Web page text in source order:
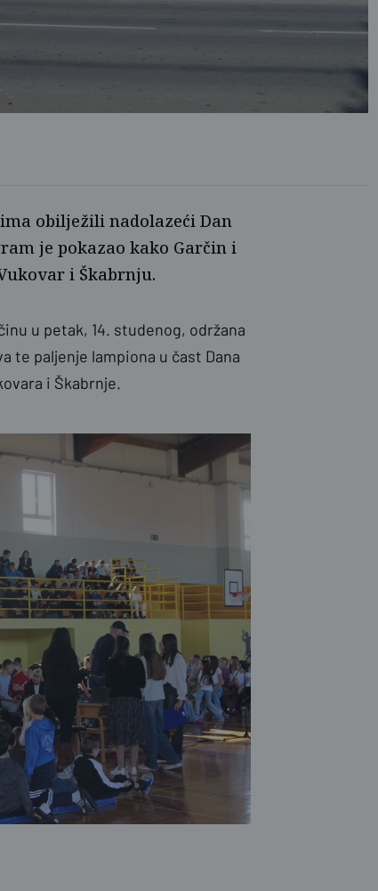
obilježili nadolazeći Dan
je pokazao kako Garčin i
i Škabrnju.
u petak, 14. studenog, održana
te paljenje lampiona u čast Dana
i Škabrnje.